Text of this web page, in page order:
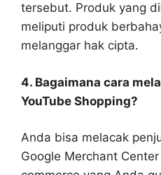
tersebut. Produk yang
meliputi produk
melanggar hak cipta.
4. Bagaimana cara
YouTube Shopping?
Anda bisa melacak
Google Merchant